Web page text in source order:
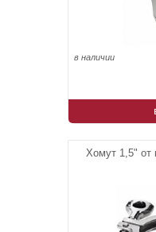
в наличии
Хомут 1,5" от